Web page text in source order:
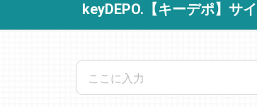
keyDEPO.【キーデポ】サ